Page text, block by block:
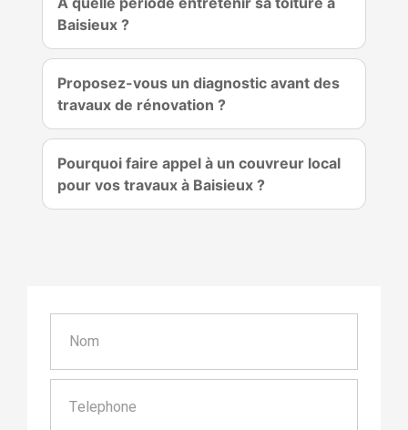
Baisieux ?
Proposez-vous un diagnostic avant des
travaux de rénovation ?
Pourquoi faire appel à un couvreur local
pour vos travaux à Baisieux ?